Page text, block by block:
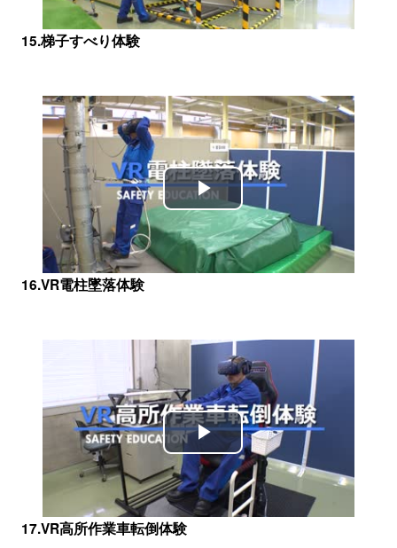
15.梯子すべり体験
Play
Video
16.VR電柱墜落体験
Play
Video
17.VR高所作業車転倒体験